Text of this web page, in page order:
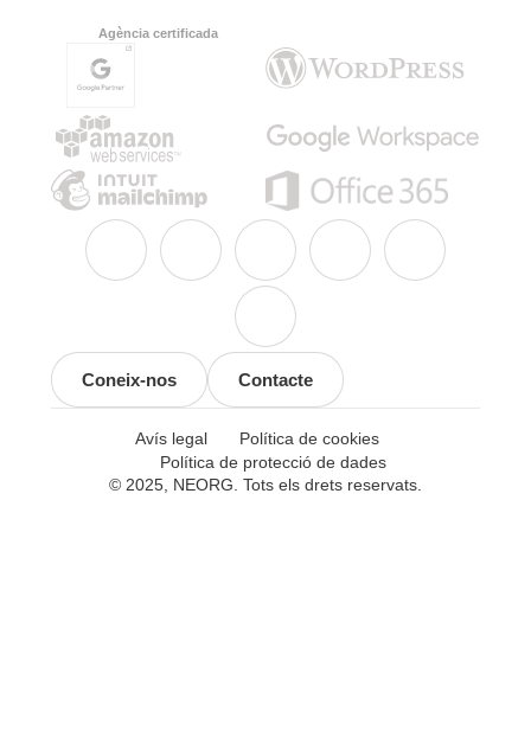
Agència certificada
Coneix-nos Contacte
© 2025, NEORG. Tots els drets reservats.
Avís legal
Política de cookies
Política de protecció de dades